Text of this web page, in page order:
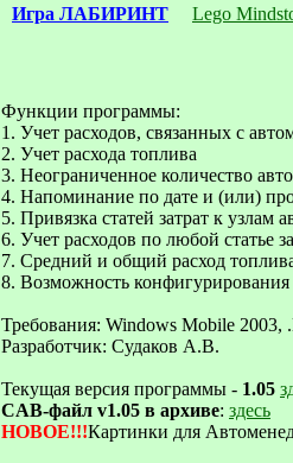
Игра ЛАБИРИНТ
Lego
Функции программы:
1. Учет расходов, связанных с
2. Учет расхода топлива
3. Неограниченное количество
4. Напоминание по дате и (или)
5. Привязка статей затрат к узлам
6. Учет расходов по любой статье
7. Средний и общий расход
8. Возможность конфигурирования
Требования: Windows Mobile 2003,
Разработчик: Судаков А.В.
Текущая версия программы - 1.05
CAB-файл v1.05 в архиве: здесь
НОВОЕ!!!Картинки для